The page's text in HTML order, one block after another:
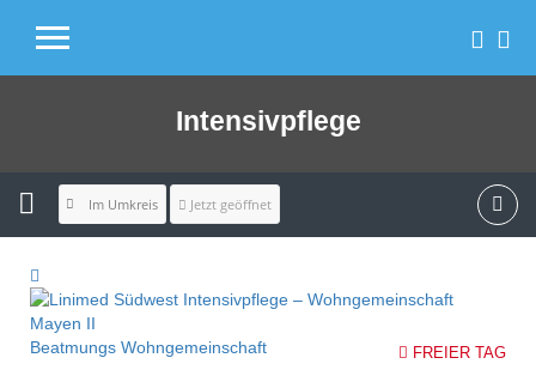
Intensivpflege
Im Umkreis Jetzt geöffnet
Beatmungs Wohngemeinschaft FREIER TAG